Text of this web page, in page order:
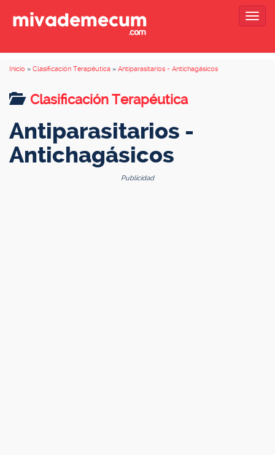
Inicio » Clasificación Terapéutica » Antiparasitarios - Antichagásicos
Clasificación Terapéutica
Antiparasitarios -
Antichagásicos
Publicidad